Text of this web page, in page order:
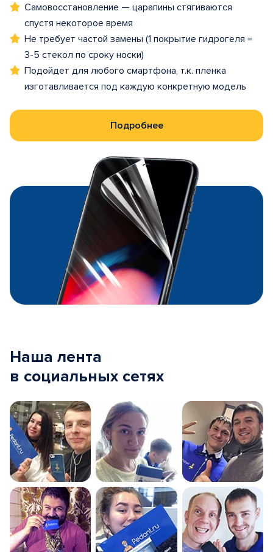
Самовосстановление — царапины стягиваются
спустя некоторое время
Не требует частой замены (1 покрытие гидрогеля =
3-5 стекол по сроку носки)
Подойдет для любого смартфона, т.к. пленка
изготавливается под каждую конкретную модель
Подробнее
Наша лента
в социальных сетях